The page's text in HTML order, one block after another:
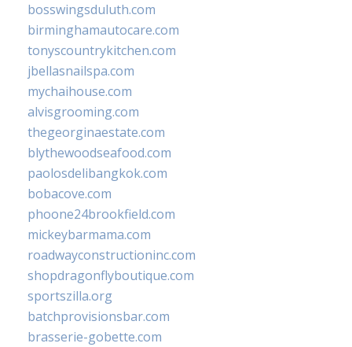
bosswingsduluth.com
birminghamautocare.com
tonyscountrykitchen.com
jbellasnailspa.com
mychaihouse.com
alvisgrooming.com
thegeorginaestate.com
blythewoodseafood.com
paolosdelibangkok.com
bobacove.com
phoone24brookfield.com
mickeybarmama.com
roadwayconstructioninc.com
shopdragonflyboutique.com
sportszilla.org
batchprovisionsbar.com
brasserie-gobette.com